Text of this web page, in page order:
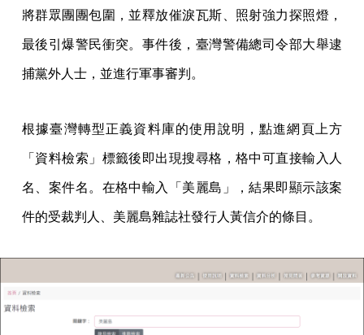
將群眾團團包圍，並釋放催淚瓦斯、照射強力探照燈，
最後引爆警民衝突。事件後，臺灣警備總司令部大舉逮
捕黨外人士，並進行軍事審判。
根據臺灣轉型正義資料庫的使用說明，點進網頁上方
「資料檢索」標籤後即出現搜尋格，格中可直接輸入人
名、案件名。在格中輸入「美麗島」，結果即顯示該案
件的受裁判人、美麗島雜誌社發行人黃信介的條目。